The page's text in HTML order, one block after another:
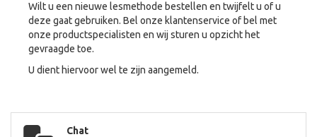
Wilt u een nieuwe lesmethode bestellen en twijfelt u of u
deze gaat gebruiken. Bel onze klantenservice of bel met
onze productspecialisten en wij sturen u opzicht het
gevraagde toe.
U dient hiervoor wel te zijn aangemeld.
Chat